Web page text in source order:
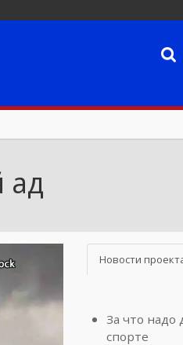
ад
Новости
За что надо
спорте